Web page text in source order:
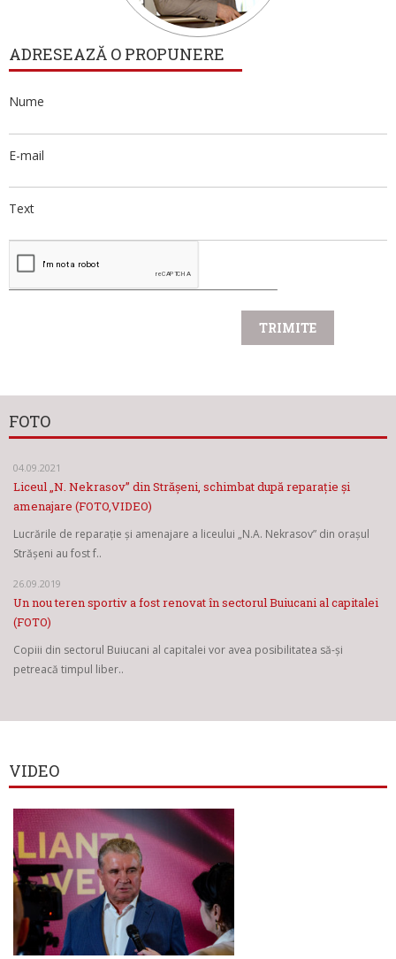
ADRESEAZĂ O PROPUNERE
Nume
E-mail
Text
FOTO
04.09.2021
Liceul „N. Nekrasov” din Strășeni, schimbat după reparație și
amenajare (FOTO,VIDEO)
Lucrările de reparație și amenajare a liceului „N.A. Nekrasov” din orașul
Strășeni au fost f..
26.09.2019
Un nou teren sportiv a fost renovat în sectorul Buiucani al capitalei
(FOTO)
Copiii din sectorul Buiucani al capitalei vor avea posibilitatea să-și
petreacă timpul liber..
VIDEO